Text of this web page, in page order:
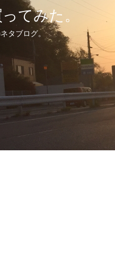
てみた。
タブログ。